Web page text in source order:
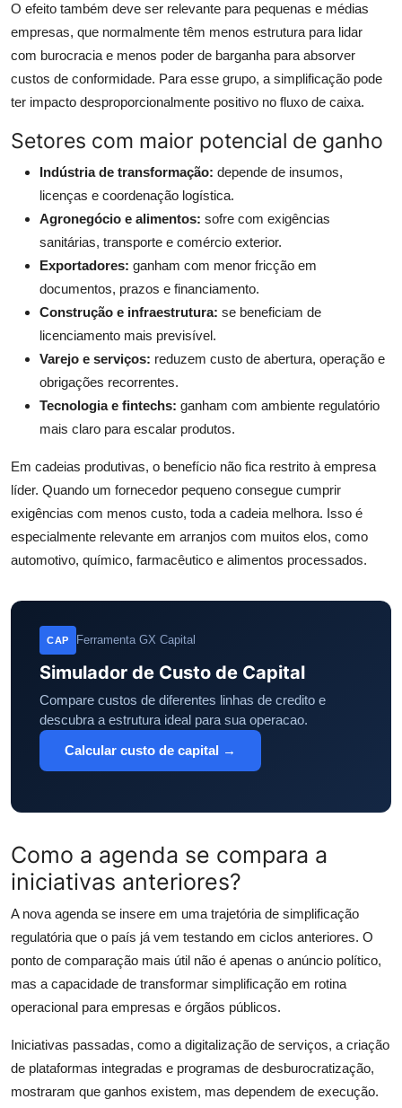
O efeito também deve ser relevante para pequenas e médias
empresas, que normalmente têm menos estrutura para lidar
com burocracia e menos poder de barganha para absorver
custos de conformidade. Para esse grupo, a simplificação pode
ter impacto desproporcionalmente positivo no fluxo de caixa.
Setores com maior potencial de ganho
Indústria de transformação: depende de insumos,
licenças e coordenação logística.
Agronegócio e alimentos: sofre com exigências
sanitárias, transporte e comércio exterior.
Exportadores: ganham com menor fricção em
documentos, prazos e financiamento.
Construção e infraestrutura: se beneficiam de
licenciamento mais previsível.
Varejo e serviços: reduzem custo de abertura, operação e
obrigações recorrentes.
Tecnologia e fintechs: ganham com ambiente regulatório
mais claro para escalar produtos.
Em cadeias produtivas, o benefício não fica restrito à empresa
líder. Quando um fornecedor pequeno consegue cumprir
exigências com menos custo, toda a cadeia melhora. Isso é
especialmente relevante em arranjos com muitos elos, como
automotivo, químico, farmacêutico e alimentos processados.
CAP Ferramenta GX Capital
Simulador de Custo de Capital
Compare custos de diferentes linhas de credito e
descubra a estrutura ideal para sua operacao.
Calcular custo de capital →
Como a agenda se compara a
iniciativas anteriores?
A nova agenda se insere em uma trajetória de simplificação
regulatória que o país já vem testando em ciclos anteriores. O
ponto de comparação mais útil não é apenas o anúncio político,
mas a capacidade de transformar simplificação em rotina
operacional para empresas e órgãos públicos.
Iniciativas passadas, como a digitalização de serviços, a criação
de plataformas integradas e programas de desburocratização,
mostraram que ganhos existem, mas dependem de execução.